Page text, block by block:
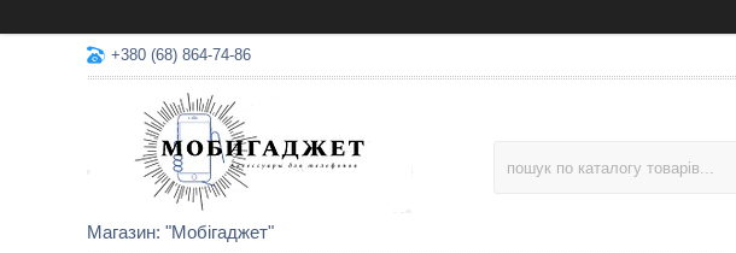
+380 (68) 864-74-86
Магазин: "Мобігаджет"